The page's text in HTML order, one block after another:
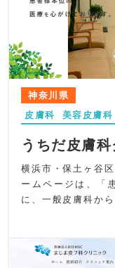
かし、「美容医療
所」という印象を
基調にしつつ、治
スタイリッシュさ
コンテンツ面では
アクションやコス
を積極的に発信。
ることで、美容医
機器についても丁
か”が明確に伝わる
UI/UXでは、シン
ジ構造を見やすく
スマートフォンか
しっかり伝わるよ
ています。
神奈川県
皮膚科
美容皮膚科
うちだ皮膚
横浜市・保土ヶ谷
ームページは、「
に、一般皮膚科か
立を意識して制作
ずアクセスでき、
ン・情報構成とも